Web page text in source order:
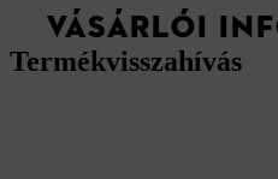
VÁSÁRLÓI
Termékvisszahívás